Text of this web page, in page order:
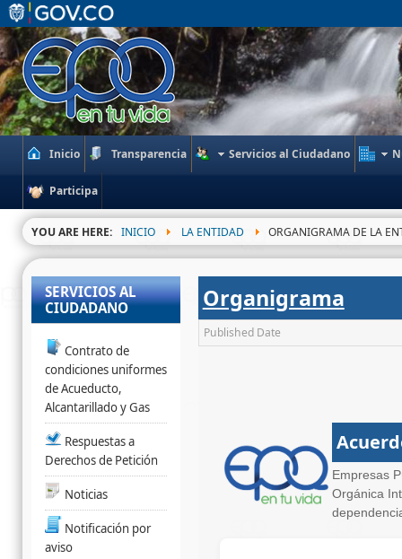
Inicio Transparencia Servicios al Ciudadano
Participa
YOU ARE HERE: INICIO LA ENTIDAD ORGANIGRAMA DE LA
Organigrama
Published Date
Empresas
Orgánica
SERVICIOS AL
CIUDADANO
Contrato de
condiciones uniformes
de Acueducto,
Alcantarillado y Gas
Respuestas a
Derechos de Petición
Noticias
Notificación por
aviso